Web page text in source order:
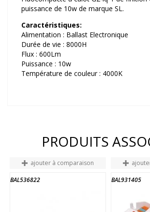
puissance de 10w de marque SL.
Caractéristiques:
Alimentation : Ballast Electronique
Durée de vie : 8000H
Flux : 600Lm
Puissance : 10w
Température de couleur : 4000K
PRODUITS
ajouter à comparaison
BAL536822 BAL931405